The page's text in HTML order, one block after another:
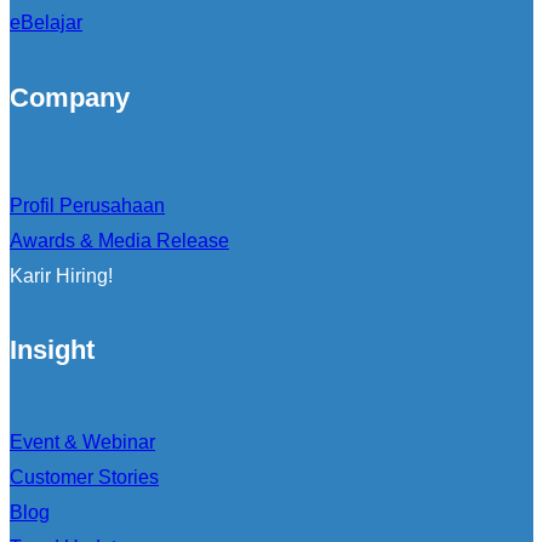
eBelajar
Company
Profil Perusahaan
Awards & Media Release
Karir Hiring!
Insight
Event & Webinar
Customer Stories
Blog